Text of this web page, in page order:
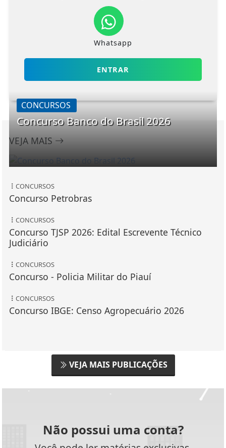
Whatsapp
ENTRAR
VEJA MAIS
CONCURSOS
Concurso Banco do Brasil 2026
CONCURSOS
Concurso Petrobras
CONCURSOS
Concurso TJSP 2026: Edital Escrevente Técnico
Judiciário
CONCURSOS
Concurso - Policia Militar do Piauí
CONCURSOS
Concurso IBGE: Censo Agropecuário 2026
VEJA MAIS PUBLICAÇÕES
Não possui uma conta?